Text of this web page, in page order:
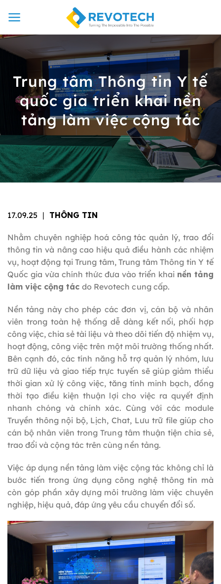
đến
Trung tâm Thông tin Y tế
quốc gia triển khai nền
tảng làm việc cộng tác
17.09.25 | THÔNG TIN
Nhằm chuyên nghiệp hoá công tác quản lý, trao đổi
thông tin và nâng cao hiệu quả điều hành các nhiệm
vụ, hoạt động tại Trung tâm, Trung tâm Thông tin Y tế
Quốc gia vừa chính thức đưa vào triển khai nền tảng
làm việc cộng tácdo Revotech cung cấp.
Nền tảng này cho phép các đơn vị, cán bộ và nhân
viên trong toàn hệ thống dễ dàng kết nối, phối hợp
công việc, chia sẻ tài liệu và theo dõi tiến độ nhiệm vụ,
hoạt động, công việc trên một môi trường thống nhất.
Bên cạnh đó, các tính năng hỗ trợ quản lý nhóm, lưu
trữ dữ liệu và giao tiếp trực tuyến sẽ giúp giảm thiểu
thời gian xử lý công việc, tăng tính minh bạch, đồng
thời tạo điều kiện thuận lợi cho việc ra quyết định
nhanh chóng và chính xác. Cùng với các module
Truyền thông nội bộ, Lịch, Chat, Lưu trữ file giúp cho
cán bộ nhân viên trong Trung tâm thuận tiện chia sẻ,
trao đổi và cộng tác trên cùng nền tảng.
Việc áp dụng nền tảng làm việc cộng tác không chỉ là
bước tiến trong ứng dụng công nghệ thông tin mà
còn góp phần xây dựng môi trường làm việc chuyên
nghiệp, hiệu quả, đáp ứng yêu cầu chuyển đổi số.